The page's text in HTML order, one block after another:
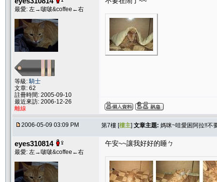
最愛: 左→啵啵&coffee←右
等級:騎士
文章: 62
註冊時間: 2005-09-10
最近來訪: 2006-12-26
離線
2006-05-09 03:09 PM 第7樓 [樓主] 文章主題: 媽咪~哇愛困阿拉!!不
eyes310814
最愛: 左→啵啵&coffee←右
午安~~讓我好好的睡ㄅ